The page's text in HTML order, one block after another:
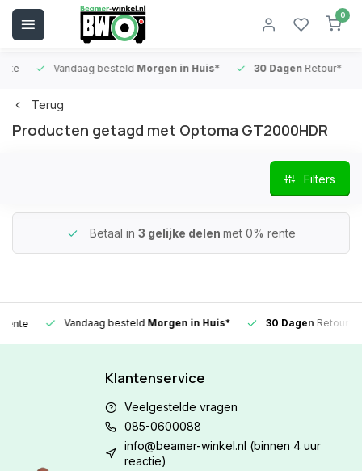
0
Vandaag besteldMorgen in Huis* 30 DagenRetour*
Terug
Producten getagd met Optoma GT2000HDR
Filters
Betaal in 3 gelijke delen met 0% rente
Vandaag besteldMorgen in Huis* 30 DagenRetour*
Klantenservice
Veelgestelde vragen
085-0600088
info@beamer-winkel.nl (binnen 4 uur
reactie)